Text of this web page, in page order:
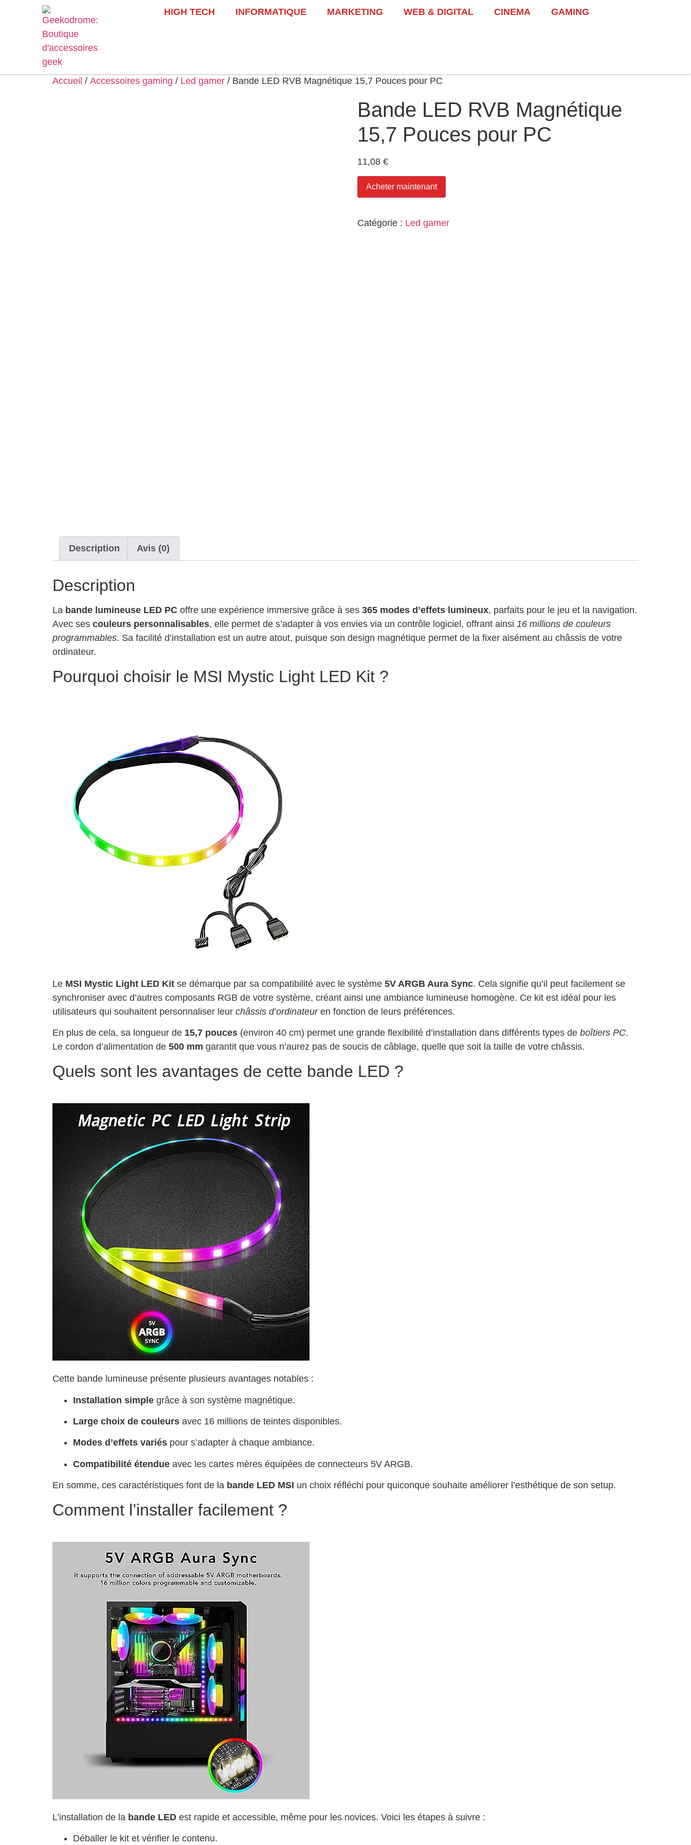
HIGH TECH INFORMATIQUE MARKETING WEB & DIGITAL CINEMA GAMING
Accueil / Accessoires gaming / Led gamer / Bande LED RVB Magnétique 15,7 Pouces pour PC
Bande LED RVB Magnétique
15,7 Pouces pour PC
11,08 €
Acheter maintenant
Catégorie : Led gamer
Description Avis (0)
Description
La bande lumineuse LED PC offre une expérience immersive grâce à ses 365 modes d’effets lumineux, parfaits pour le jeu et la navigation.
Avec ses couleurs personnalisables, elle permet de s’adapter à vos envies via un contrôle logiciel, offrant ainsi 16 millions de couleurs
programmables. Sa facilité d’installation est un autre atout, puisque son design magnétique permet de la fixer aisément au châssis de votre
ordinateur.
Pourquoi choisir le MSI Mystic Light LED Kit ?
Le MSI Mystic Light LED Kit se démarque par sa compatibilité avec le système 5V ARGB Aura Sync. Cela signifie qu’il peut facilement se
synchroniser avec d’autres composants RGB de votre système, créant ainsi une ambiance lumineuse homogène. Ce kit est idéal pour les
utilisateurs qui souhaitent personnaliser leur châssis d’ordinateuren fonction de leurs préférences.
En plus de cela, sa longueur de 15,7 pouces (environ 40 cm) permet une grande flexibilité d’installation dans différents types de boîtiers PC.
Le cordon d’alimentation de 500 mm garantit que vous n’aurez pas de soucis de câblage, quelle que soit la taille de votre châssis.
Quels sont les avantages de cette bande LED ?
Cette bande lumineuse présente plusieurs avantages notables :
Installation simple grâce à son système magnétique.
Large choix de couleurs avec 16 millions de teintes disponibles.
Modes d’effets variés pour s’adapter à chaque ambiance.
Compatibilité étendue avec les cartes mères équipées de connecteurs 5V ARGB.
En somme, ces caractéristiques font de la bande LED MSI un choix réfléchi pour quiconque souhaite améliorer l’esthétique de son setup.
Comment l’installer facilement ?
L’installation de la bande LED est rapide et accessible, même pour les novices. Voici les étapes à suivre :
Déballer le kit et vérifier le contenu.